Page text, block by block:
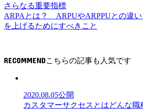
さらなる重要指標
ARPAとは？ ARPUやARPPUとの違い
を上げるためにすべきこと
RECOMMEND
2020.08.05公開
カスタマーサクセスとはどんな